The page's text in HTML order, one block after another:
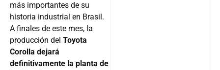
más importantes de su
historia industrial en Brasil.
A finales de este mes, la
producción del Toyota
Corolla dejará
definitivamente la planta de